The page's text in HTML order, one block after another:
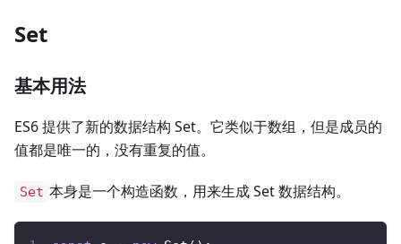
Set
基本用法
ES6 提供了新的数据结构 Set。它类似于数组，但是成员的
值都是唯一的，没有重复的值。
Set 本身是一个构造函数，用来生成 Set 数据结构。